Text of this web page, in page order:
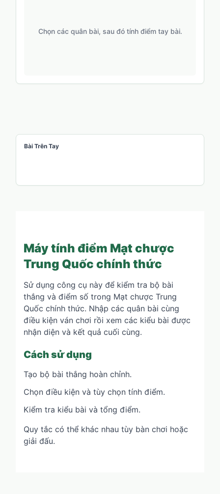
Chọn các quân bài, sau đó tính điểm tay bài.
Bài Trên Tay
Máy tính điểm Mạt chược
Trung Quốc chính thức
Sử dụng công cụ này để kiểm tra bộ bài
thắng và điểm số trong Mạt chược Trung
Quốc chính thức. Nhập các quân bài cùng
điều kiện ván chơi rồi xem các kiểu bài được
nhận diện và kết quả cuối cùng.
Cách sử dụng
Tạo bộ bài thắng hoàn chỉnh.
Chọn điều kiện và tùy chọn tính điểm.
Kiểm tra kiểu bài và tổng điểm.
Quy tắc có thể khác nhau tùy bàn chơi hoặc
giải đấu.